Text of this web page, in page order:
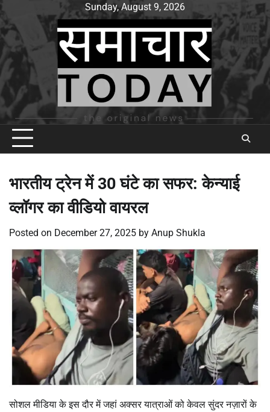
Skip
to
content
Sunday, August 9, 2026
भारतीय ट्रेन में 30 घंटे का सफर: केन्याई
व्लॉगर का वीडियो वायरल
Posted on December 27, 2025 by Anup Shukla
सोशल मीडिया के इस दौर में जहां अक्सर यात्राओं को केवल सुंदर नज़ारों के